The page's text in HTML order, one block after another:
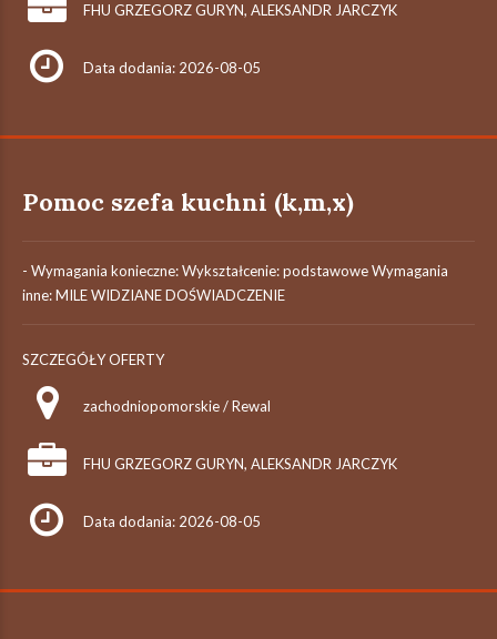
FHU GRZEGORZ GURYN, ALEKSANDR JARCZYK
Data dodania: 2026-08-05
Pomoc szefa kuchni (k,m,x)
- Wymagania konieczne: Wykształcenie: podstawowe Wymagania
inne: MILE WIDZIANE DOŚWIADCZENIE
SZCZEGÓŁY OFERTY
zachodniopomorskie / Rewal
FHU GRZEGORZ GURYN, ALEKSANDR JARCZYK
Data dodania: 2026-08-05